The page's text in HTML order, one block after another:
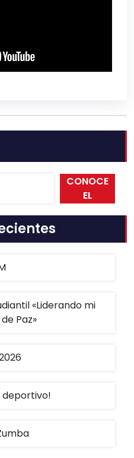
CONOCE
EL
«Liderando mi
Paz»
deportivo!